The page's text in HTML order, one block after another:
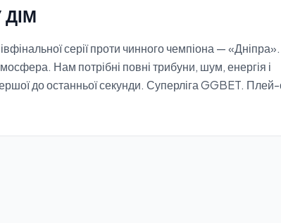
серії проти чинного чемпіона —
Нам потрібні повні трибуни, шум, енергія і
до останньої секунди. Суперліга GGBET.